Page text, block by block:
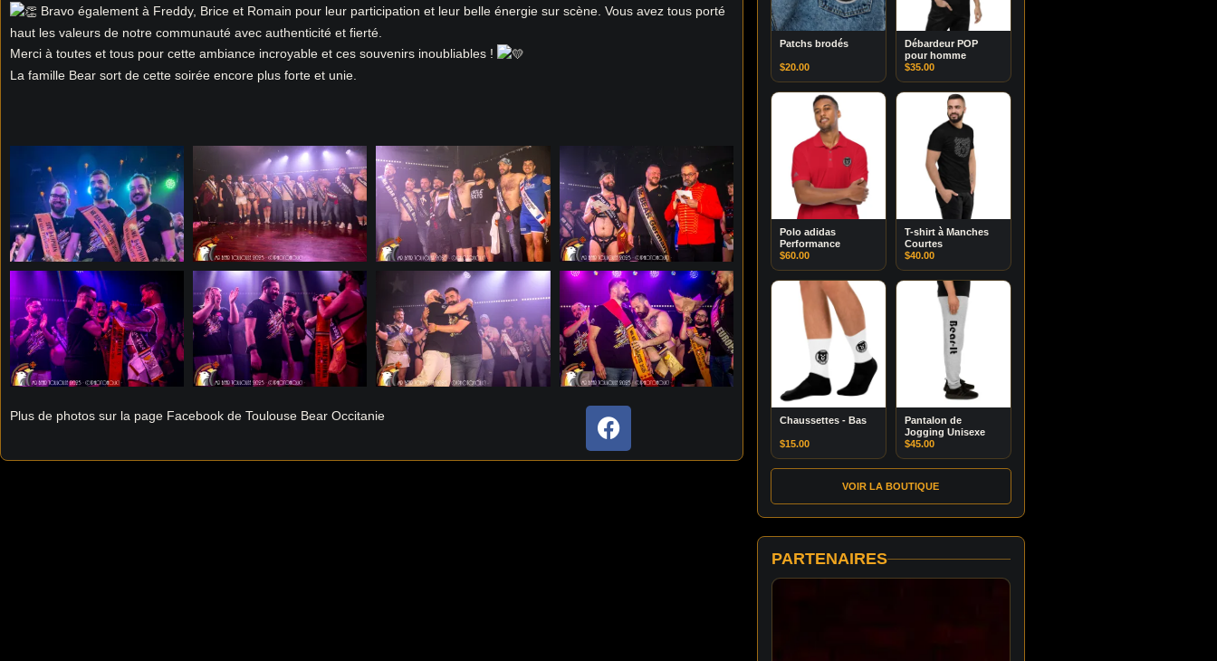
Bravo également à Freddy, Brice et Romain pour leur participation et leur belle énergie sur scène. Vous avez tous porté
haut les valeurs de notre communauté avec authenticité et fierté.
Merci à toutes et tous pour cette ambiance incroyable et ces souvenirs inoubliables !
La famille Bear sort de cette soirée encore plus forte et unie.
Plus de photos sur la page Facebook de Toulouse Bear Occitanie
Patchs brodés
$20.00
Débardeur POP
pour homme
$35.00
Polo adidas
Performance
$60.00
T-shirt à Manches
Courtes
$40.00
Chaussettes - Bas
$15.00
Pantalon de
Jogging Unisexe
$45.00
VOIR LA BOUTIQUE
PARTENAIRES